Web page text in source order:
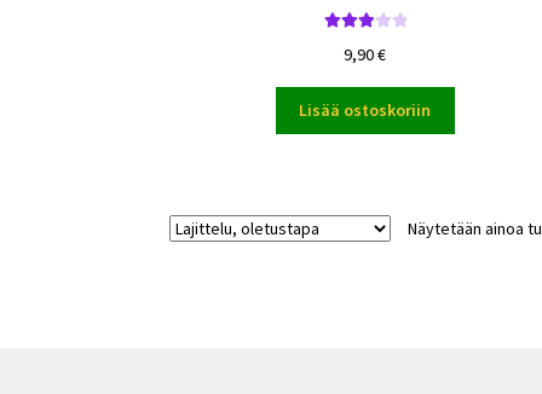
lu
tuotteest
a: 3.00/
5
9,90€
Lisää ostoskoriin
Näytetään ainoa